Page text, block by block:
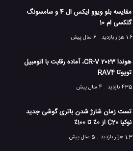
مقایسه بلو ویوو ایکس ال 4 و سامسونگ
گلکسی ام 10
1.6 هزار بازدید 6 سال پیش
هوندا CR-V 2023، آماده رقابت با اتومبیل
تویوتا RAV4
435 بازدید
4 سال پیش
تست زمان شارژ شدن باتری گوشی جدید
نوکیا C20 از 0٪ تا 100٪
1.3 هزار بازدید
5 سال پیش